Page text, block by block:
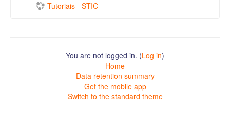
Tutoriais - STIC
You are not logged in. (Log in)
Home
Data retention summary
Get the mobile app
Switch to the standard theme